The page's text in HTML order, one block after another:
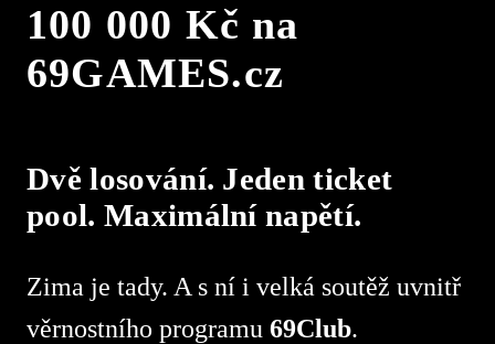
100 000 Kč na
69GAMES.cz
Dvě losování. Jeden ticket
pool. Maximální napětí.
Zima je tady. A s ní i velká soutěž uvnitř
věrnostního programu 69Club.